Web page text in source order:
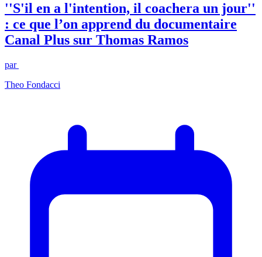
''S'il en a l'intention, il coachera un jour''
: ce que l’on apprend du documentaire
Canal Plus sur Thomas Ramos
par
Theo Fondacci